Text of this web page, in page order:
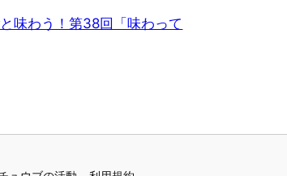
味わう！第38回「味わって